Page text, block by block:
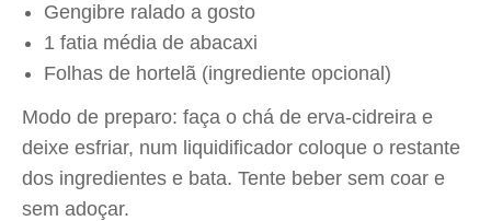
Gengibre ralado a gosto
1 fatia média de abacaxi
Folhas de hortelã (ingrediente opcional)
Modo de preparo: faça o chá de erva-cidreira e
deixe esfriar, num liquidificador coloque o restante
dos ingredientes e bata. Tente beber sem coar e
sem adoçar.